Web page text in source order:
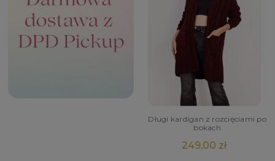
Długi kardigan z rozcięciami po
bokach
249,00 zł